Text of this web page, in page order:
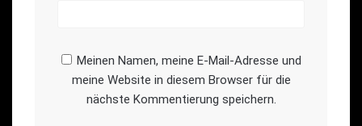
Meinen Namen, meine E-Mail-Adresse und
meine Website in diesem Browser für die
nächste Kommentierung speichern.